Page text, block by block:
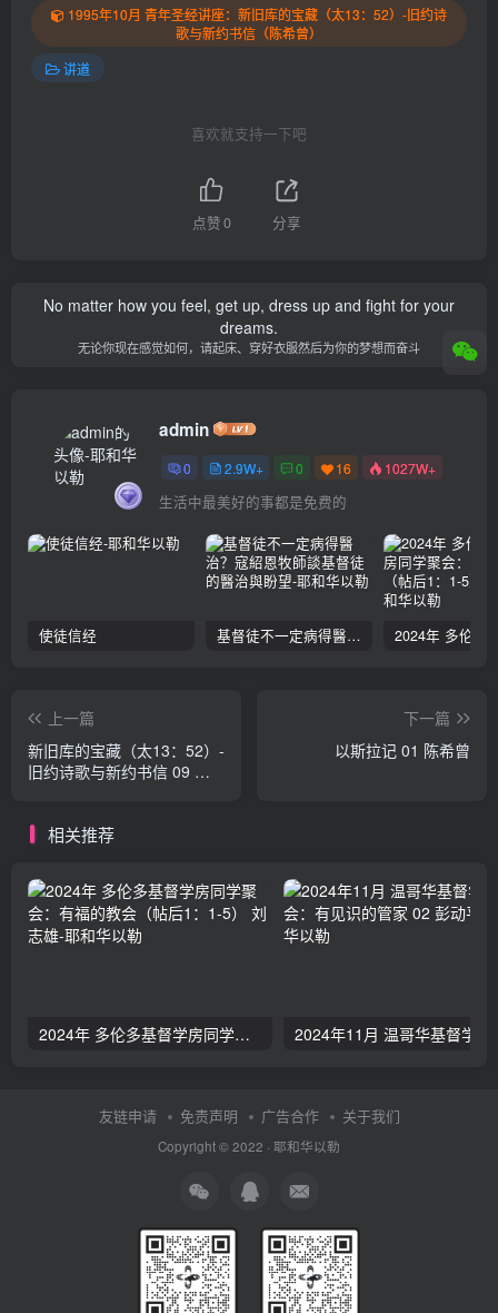
1995年10月 青年圣经讲座：新旧库的宝藏（太13：52）-旧约诗
歌与新约书信（陈希曾）
讲道
喜欢就支持一下吧
点赞0 分享
No matter how you feel, get up, dress up and fight for your
dreams.
无论你现在感觉如何，请起床、穿好衣服然后为你的梦想而奋斗
admin
0 2.9W+ 0 16 1027W+
生活中最美好的事都是免费的
使徒信经 基督徒不一定病得醫治？寇紹恩牧師談基督徒的醫治與盼望
上一篇
新旧库的宝藏（太13：52）-
旧约诗歌与新约书信 09 陈
下一篇
以斯拉记 01 陈希曾
相关推荐
2024年 多伦多基督学房同学聚会：有福的教会（帖后1：1-5） 刘志雄
友链申请 免责声明 广告合作 关于我们
Copyright © 2022 · 耶和华以勒